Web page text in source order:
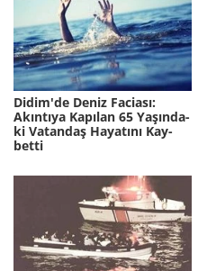
Didim'de Deniz Fa­ci­ası:
Akın­tı­ya Ka­pı­lan 65 Ya­şın­da­
ki Va­tan­daş Ha­ya­tı­nı Kay­
bet­ti